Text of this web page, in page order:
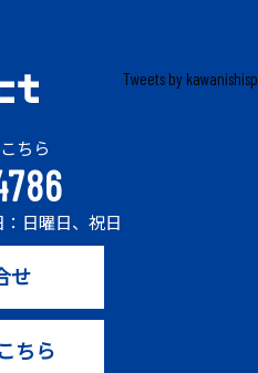
ちら
日曜日、祝日
せ
ちら
Tweets by kawanishisp